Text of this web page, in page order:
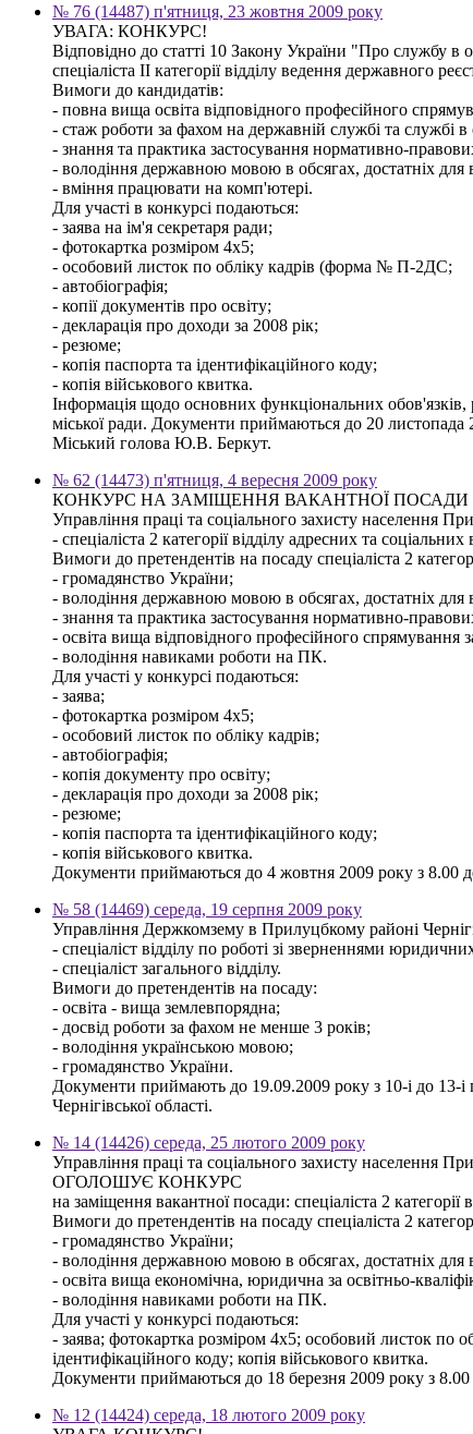
№ 76 (14487) п'ятниця, 23 жовтня 2009 року
УВАГА: КОНКУРС!
Відповідно до статті 10 Закону України "Про службу в
спеціаліста ІІ категорії відділу ведення державного
Вимоги до кандидатів:
- повна вища освіта відповідного професійного
- стаж роботи за фахом на державній службі та службі
- знання та практика застосування нормативно-
- володіння державною мовою в обсягах, достатніх для
- вміння працювати на комп'ютері.
Для участі в конкурсі подаються:
- заява на ім'я секретаря ради;
- фотокартка розміром 4х5;
- особовий листок по обліку кадрів (форма № П-2ДС;
- автобіографія;
- копії документів про освіту;
- декларація про доходи за 2008 рік;
- резюме;
- копія паспорта та ідентифікаційного коду;
- копія військового квитка.
Інформація щодо основних функціональних обов'язків,
міської ради. Документи приймаються до 20 листопада
Міський голова Ю.В. Беркут.
№ 62 (14473) п'ятниця, 4 вересня 2009 року
КОНКУРС НА ЗАМІЩЕННЯ ВАКАНТНОЇ ПОСАДИ
Управління праці та соціального захисту населення
- спеціаліста 2 категорії відділу адресних та соціальних
Вимоги до претендентів на посаду спеціаліста 2
- громадянство України;
- володіння державною мовою в обсягах, достатніх для
- знання та практика застосування нормативно-
- освіта вища відповідного професійного спрямування
- володіння навиками роботи на ПК.
Для участі у конкурсі подаються:
- заява;
- фотокартка розміром 4х5;
- особовий листок по обліку кадрів;
- автобіографія;
- копія документу про освіту;
- декларація про доходи за 2008 рік;
- резюме;
- копія паспорта та ідентифікаційного коду;
- копія військового квитка.
Документи приймаються до 4 жовтня 2009 року з 8.00
№ 58 (14469) середа, 19 серпня 2009 року
Управління Держкомзему в Прилуцбкому районі
- спеціаліст відділу по роботі зі зверненнями
- спеціаліст загального відділу.
Вимоги до претендентів на посаду:
- освіта - вища землевпорядна;
- досвід роботи за фахом не менше 3 років;
- володіння українською мовою;
- громадянство України.
Документи приймають до 19.09.2009 року з 10-і до 13-
Чернігівської області.
№ 14 (14426) середа, 25 лютого 2009 року
Управління праці та соціального захисту населення
ОГОЛОШУЄ КОНКУРС
на заміщення вакантної посади: спеціаліста 2 категорії
Вимоги до претендентів на посаду спеціаліста 2
- громадянство України;
- володіння державною мовою в обсягах, достатніх для
- освіта вища економічна, юридична за освітньо-
- володіння навиками роботи на ПК.
Для участі у конкурсі подаються:
- заява; фотокартка розміром 4х5; особовий листок по
ідентифікаційного коду; копія військового квитка.
Документи приймаються до 18 березня 2009 року з
№ 12 (14424) середа, 18 лютого 2009 року